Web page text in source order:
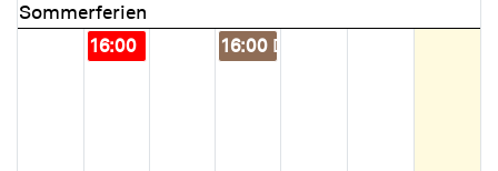
Sommerferien
16:00 Übungsdienst "öGA - Theorie"
16:00 Die Plattschnacker